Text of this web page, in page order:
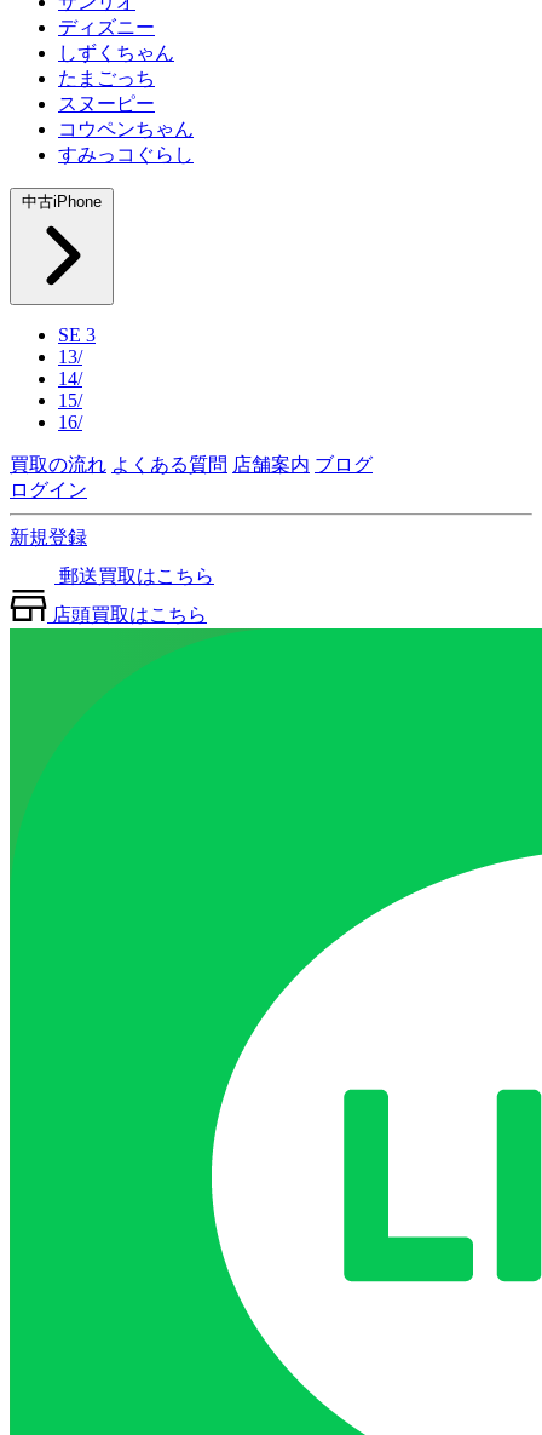
ディズニー
しずくちゃん
たまごっち
スヌーピー
コウペンちゃん
すみっコぐらし
中古iPhone
SE 3
13/
14/
15/
16/
買取の流れ よくある質問 店舗案内 ブログ
ログイン
新規登録
郵送買取はこちら
店頭買取はこちら